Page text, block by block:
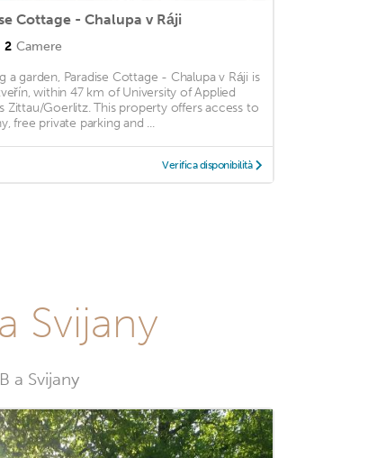
Cottage - Chalupa v Ráji
2 Camere
a garden, Paradise Cottage - Chalupa v Ráji is
within 47 km of University of Applied
Zittau/Goerlitz. This property offers access to
free private parking and ...
Verifica disponibilità
Svijany
a Svijany